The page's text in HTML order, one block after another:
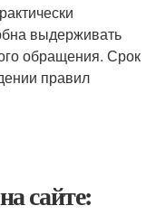
выдерживать
обращения. Срок
правил
сайте: